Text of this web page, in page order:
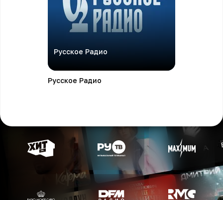
Русское Радио
Русское Радио